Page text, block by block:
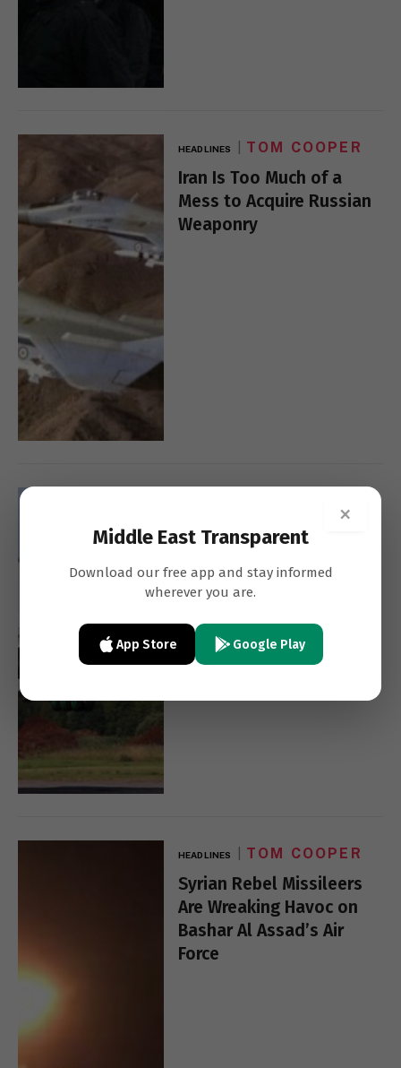
HEADLINES TOM COOPER
Iran Is Too Much of a
Mess to Acquire Russian
Weaponry
Russia Has Deployed
Backfire Bombers to Iran
HEADLINES TOM COOPER
Syrian Rebel Missileers
Are Wreaking Havoc on
Bashar Al Assad’s Air
Force
×
Middle East Transparent
Download our free app and stay informed
wherever you are.
App Store Google Play